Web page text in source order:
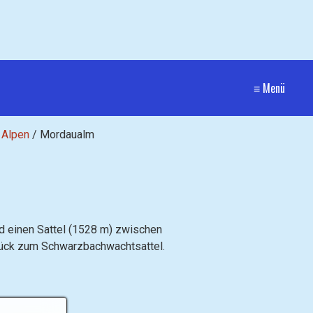
≡ Menü
/ Mordaualm
einen Sattel (1528 m) zwischen
zum Schwarzbachwachtsattel.